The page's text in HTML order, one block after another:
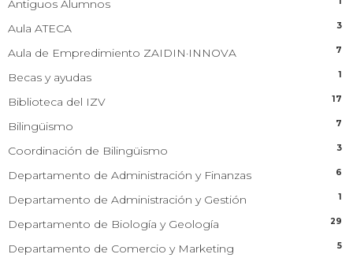
Antiguos Alumnos
Aula ATECA 3
Aula de Empredimiento ZAIDIN·INNOVA 7
Becas y ayudas 1
Biblioteca del IZV 17
Bilingüismo 7
Coordinación de Bilingüismo 3
Departamento de Administración y Finanzas 6
Departamento de Administración y Gestión 1
Departamento de Biología y Geología 29
Departamento de Comercio y Marketing 5